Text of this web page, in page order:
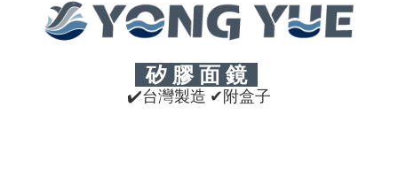
矽 膠 面 鏡
✔台灣製造 ✔附盒子